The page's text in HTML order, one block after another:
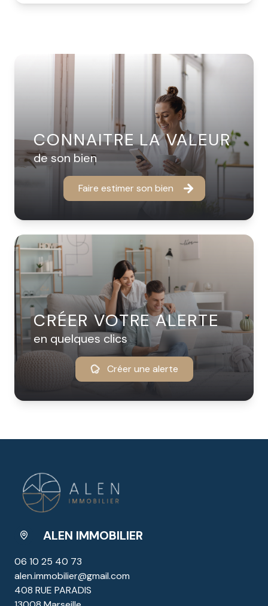
CONNAITRE LA VALEUR
de son bien
Faire estimer son bien
CRÉER VOTRE ALERTE
en quelques clics
Créer une alerte
ALEN IMMOBILIER
06 10 25 40 73
alen.immobilier@gmail.com
408 RUE PARADIS